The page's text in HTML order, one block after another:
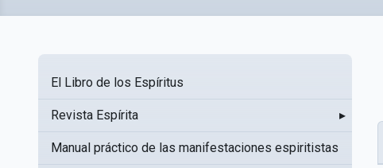
El Libro de los Espíritus
Revista Espírita ▸
Manual práctico de las manifestaciones espiritistas